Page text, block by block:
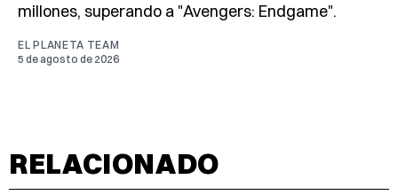
millones, superando a "Avengers: Endgame".
EL PLANETA TEAM
5 de agosto de 2026
RELACIONADO